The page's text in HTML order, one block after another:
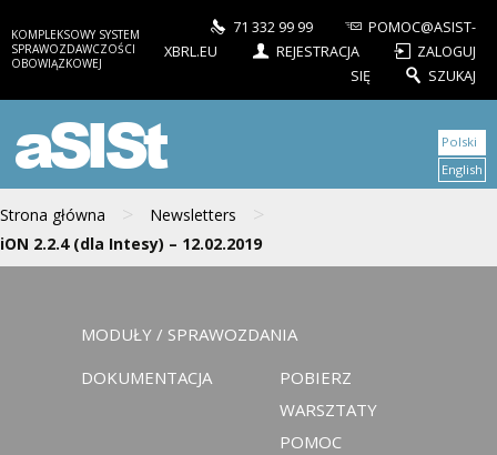
KOMPLEKSOWY SYSTEM
SPRAWOZDAWCZOŚCI
OBOWIĄZKOWEJ
71 332 99 99
POMOC@ASIST-
XBRL.EU
REJESTRACJA
ZALOGUJ
SIĘ
SZUKAJ
aSISt
Strona główna > Newsletters >
iON 2.2.4 (dla Intesy) – 12.02.2019
Polski
English
MODUŁY / SPRAWOZDANIA
DOKUMENTACJA
POBIERZ
WARSZTATY
POMOC